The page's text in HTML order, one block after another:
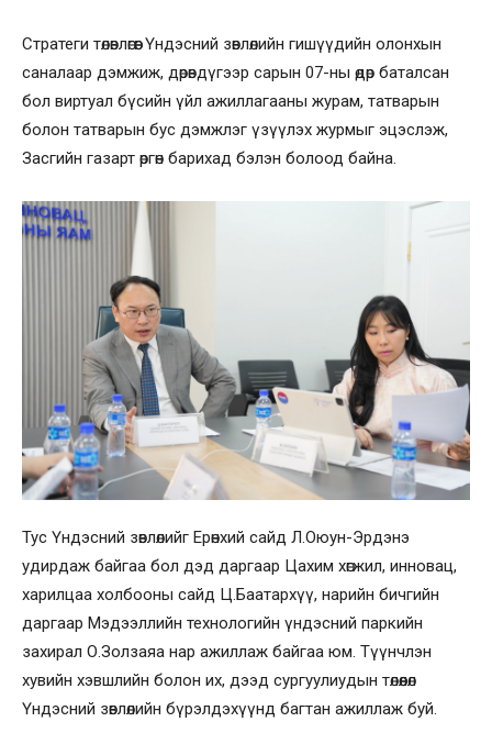
Стратеги төлөвлөгөөг Үндэсний зөвлөлийн гишүүдийн олонхын
саналаар дэмжиж, дөрөвдүгээр сарын 07-ны өдөр баталсан
бол виртуал бүсийн үйл ажиллагааны журам, татварын
болон татварын бус дэмжлэг үзүүлэх журмыг эцэслэж,
Засгийн газарт өргөн барихад бэлэн болоод байна.
Тус Үндэсний зөвлөлийг Ерөнхий сайд Л.Оюун-Эрдэнэ
удирдаж байгаа бол дэд даргаар Цахим хөгжил, инновац,
харилцаа холбооны сайд Ц.Баатархүү, нарийн бичгийн
даргаар Мэдээллийн технологийн үндэсний паркийн
захирал О.Золзаяа нар ажиллаж байгаа юм. Түүнчлэн
хувийн хэвшлийн болон их, дээд сургуулиудын төлөөлөл
Үндэсний зөвлөлийн бүрэлдэхүүнд багтан ажиллаж буй.